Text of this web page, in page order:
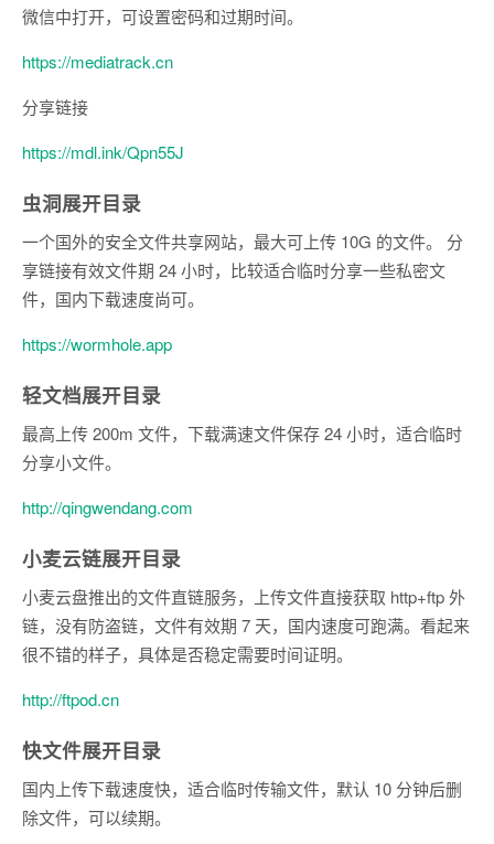
微信中打开，可设置密码和过期时间。
https://mediatrack.cn
分享链接
https://mdl.ink/Qpn55J
虫洞展开目录
一个国外的安全文件共享网站，最大可上传 10G 的文件。 分
享链接有效文件期 24 小时，比较适合临时分享一些私密文
件，国内下载速度尚可。
https://wormhole.app
轻文档展开目录
最高上传 200m 文件，下载满速文件保存 24 小时，适合临时
分享小文件。
http://qingwendang.com
小麦云链展开目录
小麦云盘推出的文件直链服务，上传文件直接获取 http+ftp 外
链，没有防盗链，文件有效期 7 天，国内速度可跑满。看起来
很不错的样子，具体是否稳定需要时间证明。
http://ftpod.cn
快文件展开目录
国内上传下载速度快，适合临时传输文件，默认 10 分钟后删
除文件，可以续期。